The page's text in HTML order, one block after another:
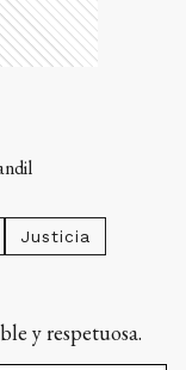
Justicia
y respetuosa.